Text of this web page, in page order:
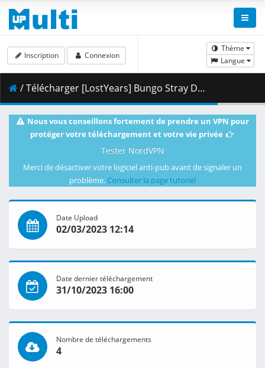
Thème
Langue
Inscription Connexion
/ Télécharger [LostYears] Bungo Stray Dogs - S04E07 (WEB 1080p Hi10 AAC E-AC-3) [531F053E].mkv.001 ( 380.23 MB )
Nous vous conseillons fortement de prendre un VPN pour
protéger votre téléchargement et votre vie privée
Tester NordVPN
Merci de désactiver votre logiciel anti-pub avant de signaler un
problème. Consulter la page tutoriel
Date Upload
02/03/2023 12:14
Date dernier téléchargement
31/10/2023 16:00
Nombre de téléchargements
4